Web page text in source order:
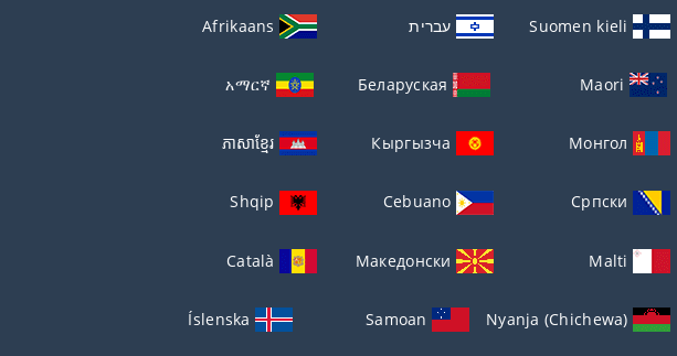
Suomen kieli עברית Afrikaans
Maori
Беларуская
አማርኛ
Монгол
Кыргызча
ភាសាខ្មែរ
Српски
Cebuano
Shqip
Malti
Македонски
Català
Nyanja (Chichewa)
Samoan
Íslenska